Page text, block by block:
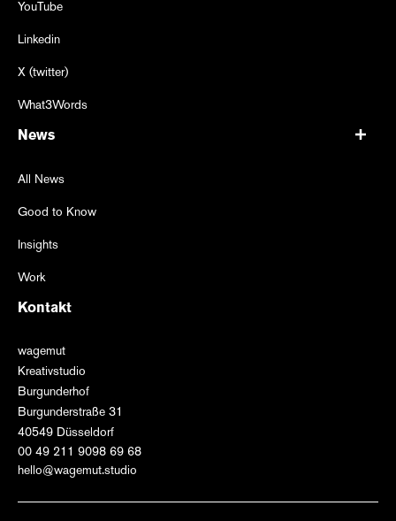
YouTube
Linkedin
X (twitter)
What3Words
News
All News
Good to Know
Insights
Work
Kontakt
wagemut
Kreativstudio
Burgunderhof
Burgunderstraße 31
40549 Düsseldorf
00 49 211 9098 69 68
hello@wagemut.studio